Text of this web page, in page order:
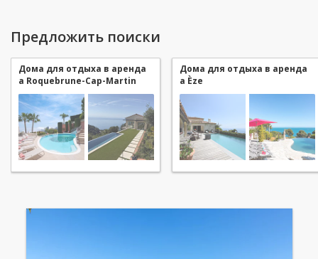
Предложить поиски
Домa для отдыха в аренда
a Roquebrune-Cap-Martin
Домa для отдыха в аренда
a Èze